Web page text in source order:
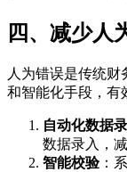
四、减少人
人为错误是传统
和智能化手段，有
自动化数据
数据录入，
智能校验：